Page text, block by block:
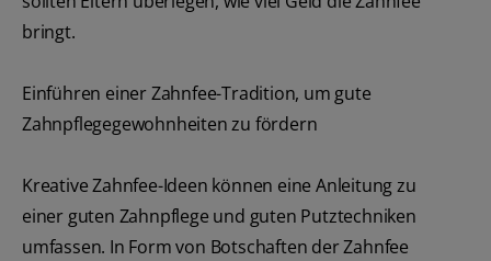
bringt.
Einführen einer Zahnfee-Tradition, um gute
Zahnpflegegewohnheiten zu fördern
Kreative Zahnfee-Ideen können eine Anleitung zu
einer guten Zahnpflege und guten Putztechniken
umfassen. In Form von Botschaften der Zahnfee